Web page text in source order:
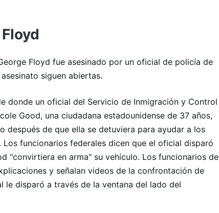
Floyd fue asesinado por un oficial de policía de
siguen abiertas.
donde un oficial del Servicio de Inmigración y Control
Good, una ciudadana estadounidense de 37 años,
después de que ella se detuviera para ayudar a los
funcionarios federales dicen que el oficial disparó
"convirtiera en arma" su vehículo. Los funcionarios de
y señalan videos de la confrontación de
le disparó a través de la ventana del lado del